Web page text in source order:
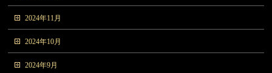
2024年11月
2024年10月
2024年9月